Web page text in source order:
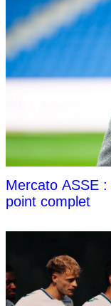
Mercato ASSE
point complet